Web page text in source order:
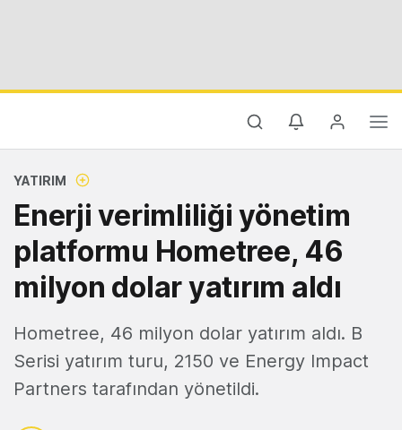
YATIRIM
Enerji verimliliği yönetim
platformu Hometree, 46
milyon dolar yatırım aldı
Hometree, 46 milyon dolar yatırım aldı. B
Serisi yatırım turu, 2150 ve Energy Impact
Partners tarafından yönetildi.